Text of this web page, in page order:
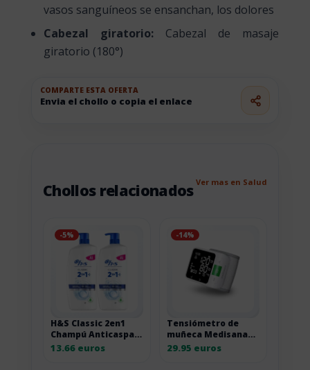
vasos sanguíneos se ensanchan, los dolores
Cabezal giratorio: Cabezal de masaje
giratorio (180°)
COMPARTE ESTA OFERTA
Envia el chollo o copia el enlace
Chollos relacionados Ver mas en Salud
-5%
H&S Classic 2en1
Champú Anticaspa
+Acondicionador
13.66 euros
-14%
Tensiómetro de
muñeca Medisana
BW 360 connect
29.95 euros